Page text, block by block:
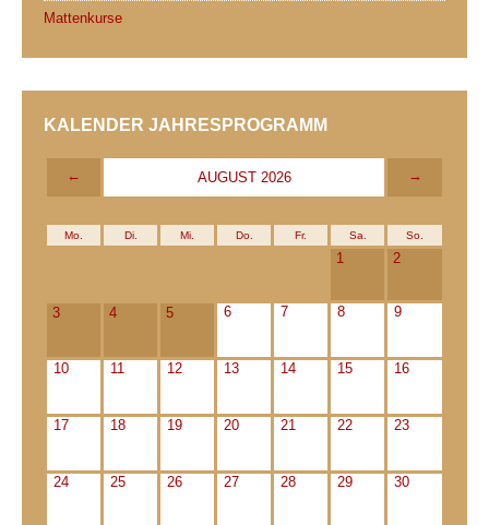
Mattenkurse
KALENDER JAHRESPROGRAMM
← AUGUST 2026 →
Mo. Di. Mi. Do. Fr. Sa. So.
1 2
3 4 5 6 7 8 9
10 11 12 13 14 15 16
17 18 19 20 21 22 23
24 25 26 27 28 29 30